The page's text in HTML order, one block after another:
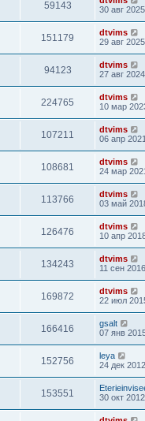
59143
30 авг
151179
dtvims
29 авг
94123
dtvims
27 авг
224765
dtvims
10 мар
107211
dtvims
06 апр
108681
dtvims
24 мар
113766
dtvims
03 май
126476
dtvims
10 апр
134243
dtvims
11 сен
169872
dtvims
22 июл
166416
gsalt
07 янв
152756
leya
24 дек
153551
30 окт